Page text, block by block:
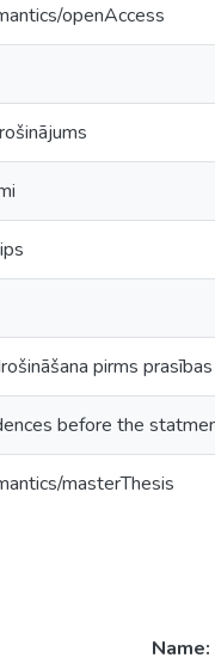
openAccess
pirms
before the
masterThesis
Name: